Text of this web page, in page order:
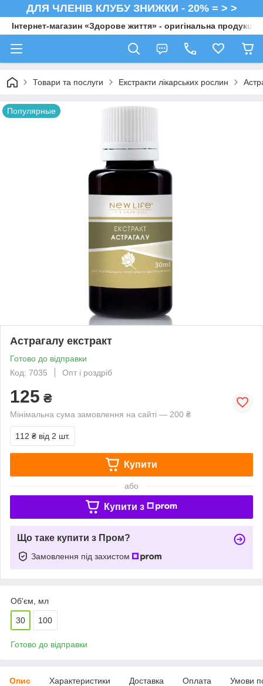
ДЛЯ ЧЛЕНІВ КЛУБУ ЗНИЖКИ - 20% = > >
Інтернет-магазин «Здорове життя» - оригінальна продукція
Товари та послуги Екстракти лікарських рослин
Популярные
Астрагалу екстракт
Готово до відправки
Код: 7035
Опт і роздріб
125 ₴
Мінімальна сума замовлення на сайті — 200 ₴
112 ₴ від 2 шт.
Купити
або
Купити з
Що таке купити з Пром?
Замовлення під захистом
Об'єм, мл
30 100
Готово до відправки
Опис Характеристики Доставка Оплата Умови